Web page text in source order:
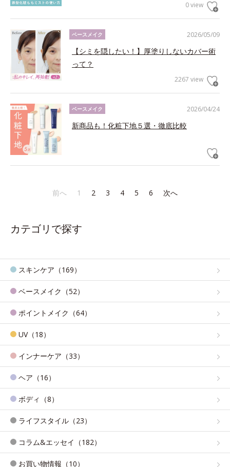
0 view
2026/05/09
ベースメイク
【シミを隠したい！】厚塗りしないカバー術
って？
2267 view
2026/04/24
ベースメイク
新商品も！化粧下地５選・徹底比較
前へ 1 2 3 4 5 6 次へ
カテゴリで探す
スキンケア（169）
ベースメイク（52）
ポイントメイク（64）
UV（18）
インナーケア（33）
ヘア（16）
ボディ（8）
ライフスタイル（23）
コラム&エッセイ（182）
お買い物情報（10）